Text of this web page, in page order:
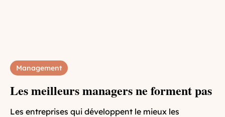
Management
Les meilleurs managers ne forment pas
Les entreprises qui développent le mieux les